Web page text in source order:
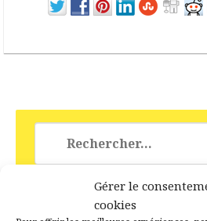
Gérer le
cookies